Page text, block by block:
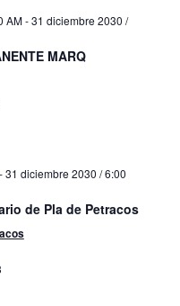
AM-31 diciembre 2030 /
MARQ
31 diciembre 2030 / 6:00
de Pla de Petracos